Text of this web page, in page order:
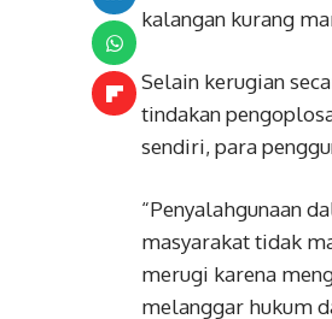
kalangan kurang
Selain kerugian
tindakan
sendiri, para
“Penyalahgunaan
masyarakat tidak
merugi karena
melanggar hukum